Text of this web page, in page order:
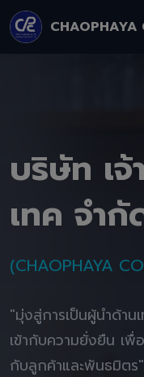
CHAOPHAYA
บริษัท เ
เทค จำกั
(CHAOPHAYA
"มุ่งสู่การเป็นผู้นำด้าน
เข้ากับความยั่งยืน เพื่
กับลูกค้าและพันธมิตร"